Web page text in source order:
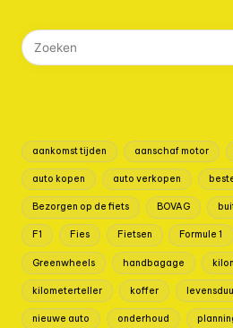
aankomst tijden aanschaf motor
auto kopen auto verkopen
Bezorgen op de fiets BOVAG
F1 Fies Fietsen Formule 1
Greenwheels handbagage
kilometerteller koffer
nieuwe auto onderhoud